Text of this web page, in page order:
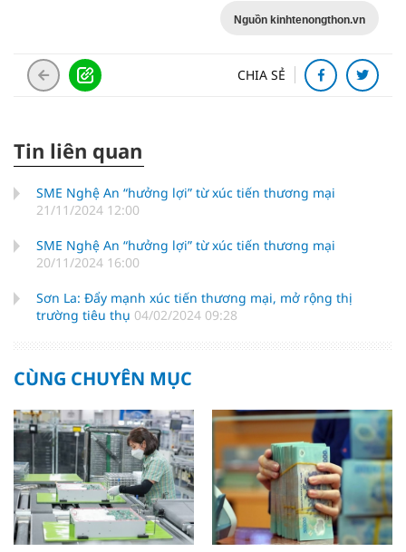
Nguồn kinhtenongthon.vn
CHIA SẺ
Tin liên quan
SME Nghệ An “hưởng lợi” từ xúc tiến thương mại
21/11/2024 12:00
SME Nghệ An “hưởng lợi” từ xúc tiến thương mại
20/11/2024 16:00
Sơn La: Đẩy mạnh xúc tiến thương mại, mở rộng thị
trường tiêu thụ 04/02/2024 09:28
CÙNG CHUYÊN MỤC